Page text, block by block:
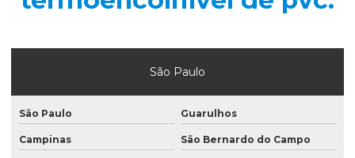
Fornecedor de plástico gofrado
Indústria de saco valvulado
Lacres termoencolhivel de pvc
São Paulo
São Paulo Guarulhos
Campinas São Bernardo do Campo